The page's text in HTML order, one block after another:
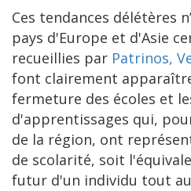
Ces tendances délétères
pays d'Europe et d'Asie
recueillies par Patrinos,
font clairement
fermeture des écoles et
d'apprentissages qui,
de la région, ont
de scolarité, soit
futur d'un individu tout au